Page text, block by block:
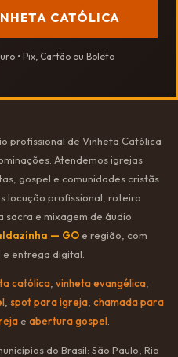
CATÓLICA
• Pix, Cartão ou Boleto
profissional de Vinheta Católica
Atendemos igrejas
gospel e comunidades cristãs
locução profissional, roteiro
e mixagem de áudio.
— GO e região, com
entrega digital.
católica vinheta evangélica
spot para igreja chamada para
e abertura gospel
do Brasil: São Paulo, Rio